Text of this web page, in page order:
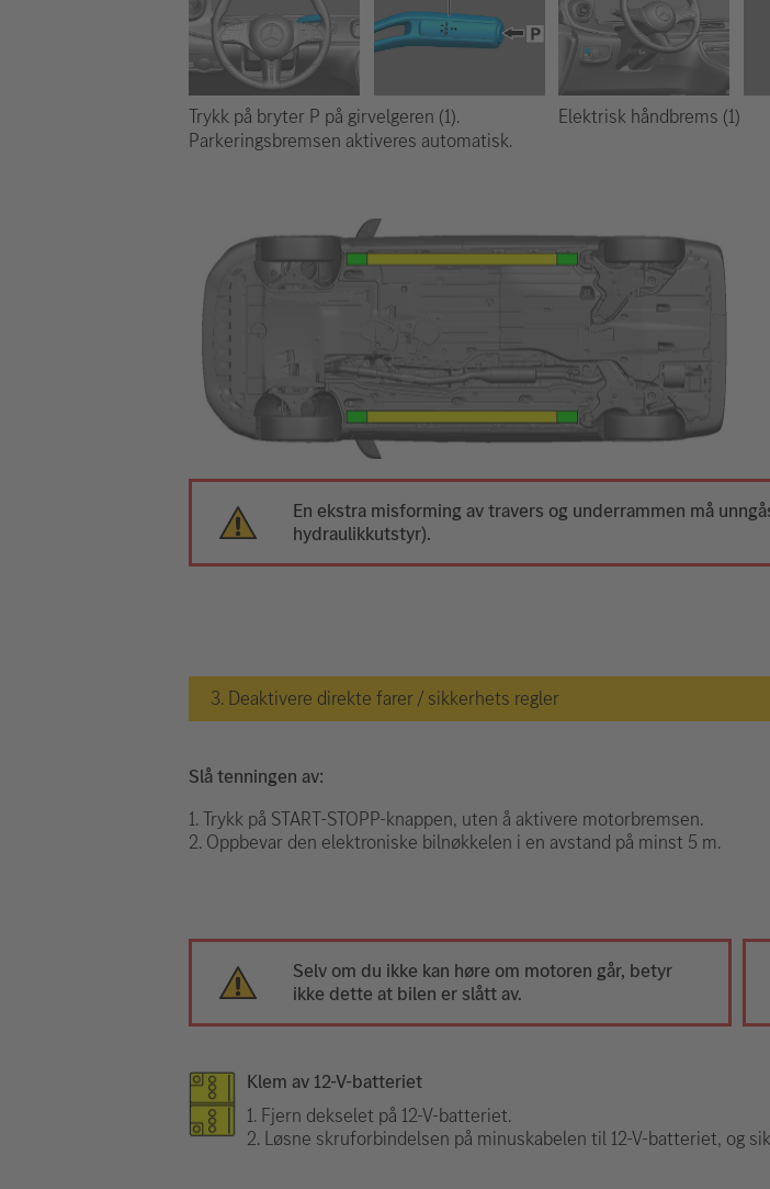
Trykk på bryter P på girvelgeren (1).
Parkeringsbremsen aktiveres automatisk.
Elektrisk håndbrems (1)
En ekstra misforming av travers og underrammen må
hydraulikkutstyr).
3. Deaktivere direkte farer / sikkerhets regler
Slå tenningen av:
1. Trykk på START-STOPP-knappen, uten å aktivere motorbremsen.
2. Oppbevar den elektroniske bilnøkkelen i en avstand på minst 5 m.
Selv om du ikke kan høre om motoren går, betyr
ikke dette at bilen er slått av.
Klem av 12-V-batteriet
1. Fjern dekselet på 12-V-batteriet.
2. Løsne skruforbindelsen på minuskabelen til 12-V-batteriet, og